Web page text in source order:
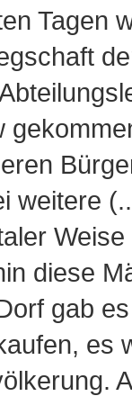
Tagen
weitere
diese
gab
es